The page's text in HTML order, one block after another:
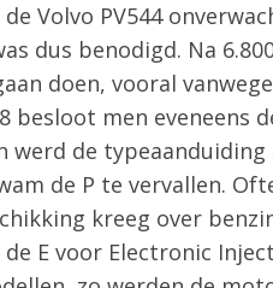
Volvo PV544
dus benodigd. Na
doen, vooral vanwege
besloot men eveneens
werd de
de P te vervallen.
kreeg over
E voor Electronic